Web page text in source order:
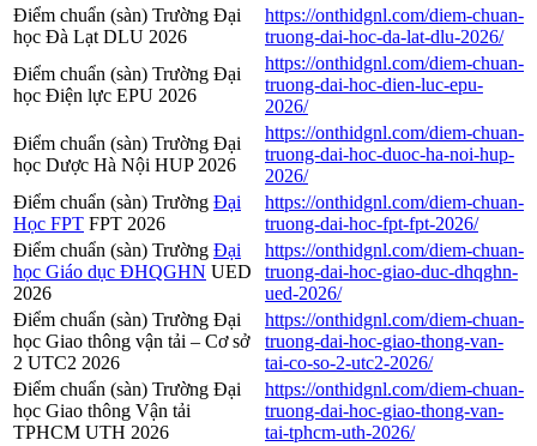
Điểm chuẩn (sàn) Trường Đại
học Đà Lạt DLU 2026
https://onthidgnl.com/diem-chuan-
truong-dai-hoc-da-lat-dlu-2026/
Điểm chuẩn (sàn) Trường Đại
học Điện lực EPU 2026
https://onthidgnl.com/diem-chuan-
truong-dai-hoc-dien-luc-epu-
2026/
Điểm chuẩn (sàn) Trường Đại
học Dược Hà Nội HUP 2026
https://onthidgnl.com/diem-chuan-
truong-dai-hoc-duoc-ha-noi-hup-
2026/
Điểm chuẩn (sàn) Trường Đại
Học FPT FPT 2026
https://onthidgnl.com/diem-chuan-
truong-dai-hoc-fpt-fpt-2026/
Điểm chuẩn (sàn) Trường Đại
học Giáo dục ĐHQGHN UED
2026
https://onthidgnl.com/diem-chuan-
truong-dai-hoc-giao-duc-dhqghn-
ued-2026/
Điểm chuẩn (sàn) Trường Đại
học Giao thông vận tải – Cơ sở
2 UTC2 2026
https://onthidgnl.com/diem-chuan-
truong-dai-hoc-giao-thong-van-
tai-co-so-2-utc2-2026/
Điểm chuẩn (sàn) Trường Đại
học Giao thông Vận tải
TPHCM UTH 2026
https://onthidgnl.com/diem-chuan-
truong-dai-hoc-giao-thong-van-
tai-tphcm-uth-2026/